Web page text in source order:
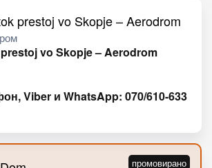
vo Skopje – Aerodrom
Viber и WhatsApp: 070/610-633